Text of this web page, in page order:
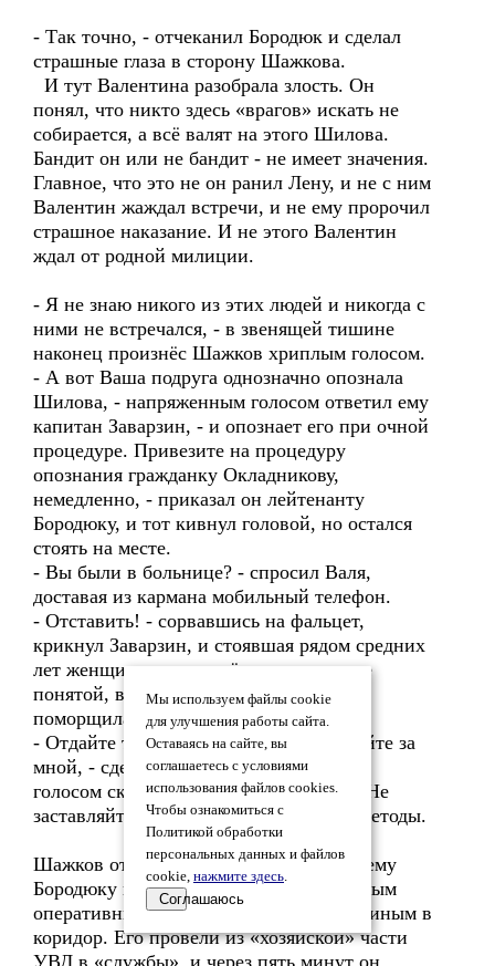
- Так точно, - отчеканил Бородюк и сделал
страшные глаза в сторону Шажкова.
И тут Валентина разобрала злость. Он
понял, что никто здесь «врагов» искать не
собирается, а всё валят на этого Шилова.
Бандит он или не бандит - не имеет значения.
Главное, что это не он ранил Лену, и не с ним
Валентин жаждал встречи, и не ему пророчил
страшное наказание. И не этого Валентин
ждал от родной милиции.
- Я не знаю никого из этих людей и никогда с
ними не встречался, - в звенящей тишине
наконец произнёс Шажков хриплым голосом.
- А вот Ваша подруга однозначно опознала
Шилова, - напряженным голосом ответил ему
капитан Заварзин, - и опознает его при очной
процедуре. Привезите на процедуру
опознания гражданку Окладникову,
немедленно, - приказал он лейтенанту
Бородюку, и тот кивнул головой, но остался
стоять на месте.
- Вы были в больнице? - спросил Валя,
доставая из кармана мобильный телефон.
- Отставить! - сорвавшись на фальцет,
крикнул Заварзин, и стоявшая рядом средних
лет женщина, приглашённая в качестве
понятой, вздрогнула и недовольно
поморщилась.
- Отдайте телефон лейтенанту и следуйте за
мной, - сдерживаясь, почти спокойным
голосом сказал Валентину Заварзин. - Не
заставляйте меня применять силовые методы.
Шажков отдал мобильник подскочившему
Бородюку и, подталкиваемый незнакомым
оперативником, вышел вслед за Заварзиным в
коридор. Его провели из «хозяйской» части
УВД в «службы», и через пять минут он
Мы используем файлы cookie
для улучшения работы сайта.
Оставаясь на сайте, вы
соглашаетесь с условиями
использования файлов cookies.
Чтобы ознакомиться с
Политикой обработки
персональных данных и файлов
cookie, нажмите здесь.
Соглашаюсь